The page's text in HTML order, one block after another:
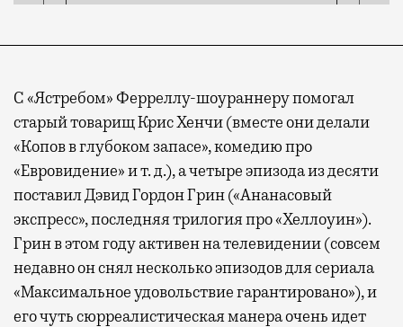
С «Ястребом» Ферреллу-шоураннеру помогал
старый товарищ Крис Хенчи (вместе они делали
«Копов в глубоком запасе», комедию про
«Евровидение» и т. д.), а четыре эпизода из десяти
поставил Дэвид Гордон Грин («Ананасовый
экспресс», последняя трилогия про «Хеллоуин»).
Грин в этом году активен на телевидении (совсем
недавно он снял несколько эпизодов для сериала
«Максимальное удовольствие гарантировано»), и
его чуть сюрреалистическая манера очень идет